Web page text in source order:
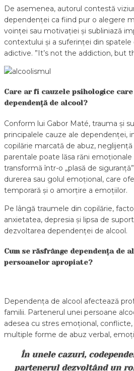
De asemenea, autorul contestă
dependenței ca fiind pur o alegere
voinței sau motivației și subliniază
contextului și a suferinței din
adictive. ”It’s not the addiction, but
Care ar fi cauzele psihologice
dependență de alcool?
Conform lui Gabor Maté, trauma și
principalele cauze ale dependenței,
copilărie marcată de abuz,
parentale poate lăsa răni emoționale
transformă într-o „plasă de
durerea sau golul emoțional, care
temporară și o amorțire a emoțiilor.
Pe lângă traumele din copilărie,
anxietatea, depresia și lipsa de
dezvoltarea dependenței de alcool.
Cum se răsfrânge dependența de
persoanelor apropiate?
Dependența de alcool afectează
familii. Partenerul unei persoane
adesea cu stres emoțional,
multiple forme de abuz verbal,
În unele cazuri,
partenerul dezvoltând un